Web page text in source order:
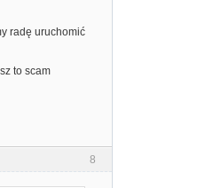
radę uruchomić
to scam
8